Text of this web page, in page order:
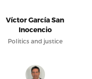
Víctor García San
Inocencio
Politics and justice